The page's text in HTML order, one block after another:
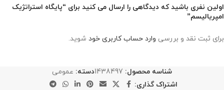
اولین نفری باشید که دیدگاهی را ارسال می کنید برای “پایگاه استراتژیک
امپریالیسم”
برای ثبت نقد و بررسی وارد حساب کاربری خود شوید.
شناسه محصول: 1438497دسته: عمومی
اشتراک گذاری: